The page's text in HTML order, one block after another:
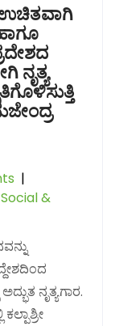
ನೃತ್ಯ
|
Social &
ನೃತ್ಯಗಾರ.